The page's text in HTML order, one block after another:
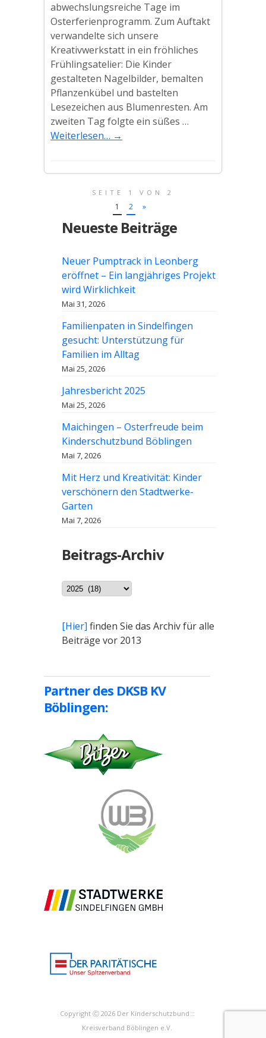
abwechslungsreiche Tage im
Osterferienprogramm. Zum Auftakt
verwandelte sich unsere
Kreativwerkstatt in ein fröhliches
Frühlingsatelier: Die Kinder
gestalteten Nagelbilder, bemalten
Pflanzenkübel und bastelten
Lesezeichen aus Blumenresten. Am
zweiten Tag folgte ein süßes …
Weiterlesen… →
SEITE 1 VON 2
1 2 »
Neueste Beiträge
Neuer Pumptrack in Leonberg
eröffnet – Ein langjähriges Projekt
wird Wirklichkeit
Mai 31, 2026
Familienpaten in Sindelfingen
gesucht: Unterstützung für
Familien im Alltag
Mai 25, 2026
Jahresbericht 2025
Mai 25, 2026
Maichingen – Osterfreude beim
Kinderschutzbund Böblingen
Mai 7, 2026
Mit Herz und Kreativität: Kinder
verschönern den Stadtwerke-
Garten
Mai 7, 2026
Beitrags-Archiv
Archiv
[Hier] finden Sie das Archiv für alle
Beiträge vor 2013
Partner des DKSB KV
Böblingen:
Copyright Ⓒ 2026 Der Kinderschutzbund ::
Kreisverband Böblingen e.V.